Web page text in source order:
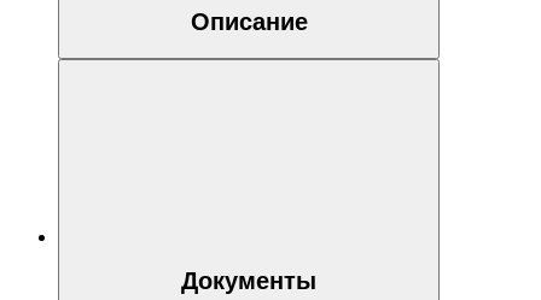
Описание
Документы